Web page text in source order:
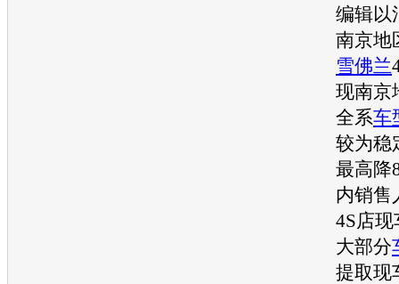
编辑以
南京地
雪佛兰
现南京
全系车
较为稳
最高降
内销售
4S店
大部分
提取现